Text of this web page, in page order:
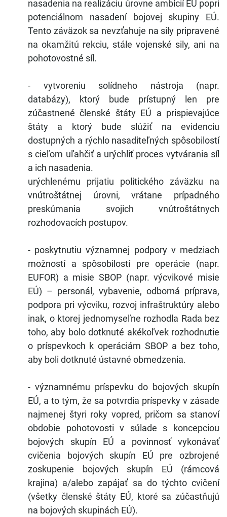
nasadenia na realizáciu úrovne ambícií EÚ popri
potenciálnom nasadení bojovej skupiny EÚ.
Tento záväzok sa nevzťahuje na sily pripravené
na okamžitú rekciu, stále vojenské sily, ani na
pohotovostné síl.
- vytvoreniu solídneho nástroja (napr.
databázy), ktorý bude prístupný len pre
zúčastnené členské štáty EÚ a prispievajúce
štáty a ktorý bude slúžiť na evidenciu
dostupných a rýchlo nasaditeľných spôsobilostí
s cieľom uľahčiť a urýchliť proces vytvárania síl
a ich nasadenia.
urýchlenému prijatiu politického záväzku na
vnútroštátnej úrovni, vrátane prípadného
preskúmania svojich vnútroštátnych
rozhodovacích postupov.
- poskytnutiu významnej podpory v medziach
možností a spôsobilostí pre operácie (napr.
EUFOR) a misie SBOP (napr. výcvikové misie
EÚ) – personál, vybavenie, odborná príprava,
podpora pri výcviku, rozvoj infraštruktúry alebo
inak, o ktorej jednomyseľne rozhodla Rada bez
toho, aby bolo dotknuté akékoľvek rozhodnutie
o príspevkoch k operáciám SBOP a bez toho,
aby boli dotknuté ústavné obmedzenia.
- významnému príspevku do bojových skupín
EÚ, a to tým, že sa potvrdia príspevky v zásade
najmenej štyri roky vopred, pričom sa stanoví
obdobie pohotovosti v súlade s koncepciou
bojových skupín EÚ a povinnosť vykonávať
cvičenia bojových skupín EÚ pre ozbrojené
zoskupenie bojových skupín EÚ (rámcová
krajina) a/alebo zapájať sa do týchto cvičení
(všetky členské štáty EÚ, ktoré sa zúčastňujú
na bojových skupinách EÚ).